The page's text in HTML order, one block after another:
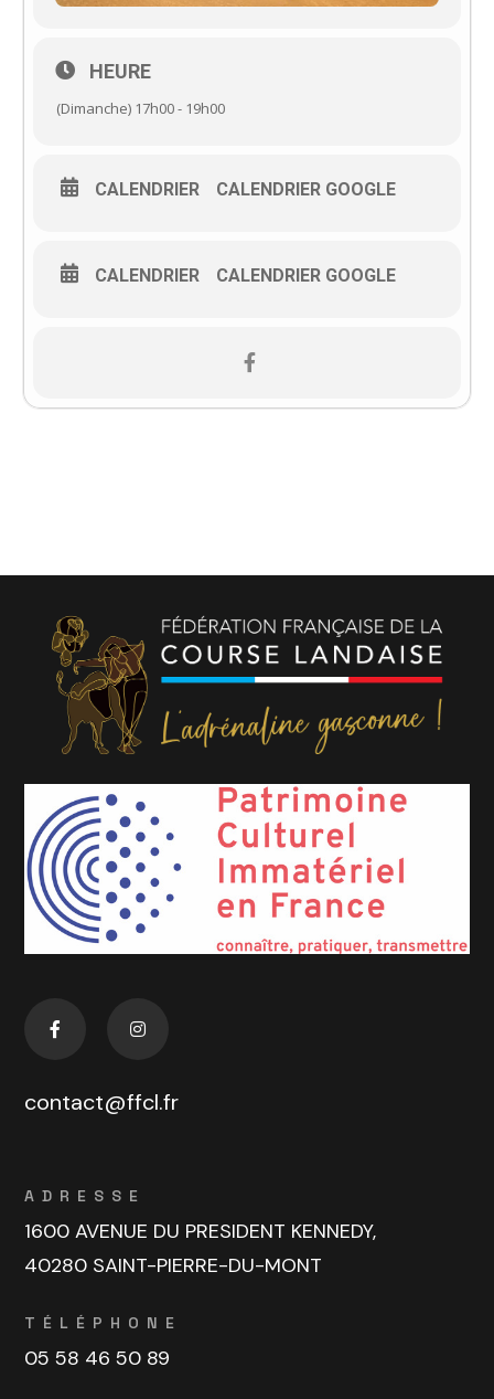
HEURE
(Dimanche) 17h00 - 19h00
CALENDRIER CALENDRIER GOOGLE
CALENDRIER CALENDRIER GOOGLE
contact@ffcl.fr
ADRESSE
1600 AVENUE DU PRESIDENT KENNEDY,
40280 SAINT-PIERRE-DU-MONT
TÉLÉPHONE
05 58 46 50 89